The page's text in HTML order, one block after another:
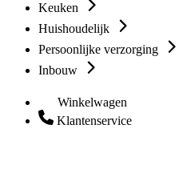
Keuken
Huishoudelijk
Persoonlijke verzorging
Inbouw
Winkelwagen
Klantenservice